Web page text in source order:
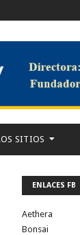
SITIOS
ENLACES FB
Aethera
Bonsai